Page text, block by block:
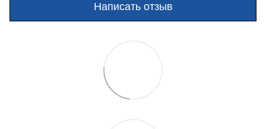
Написать отзыв